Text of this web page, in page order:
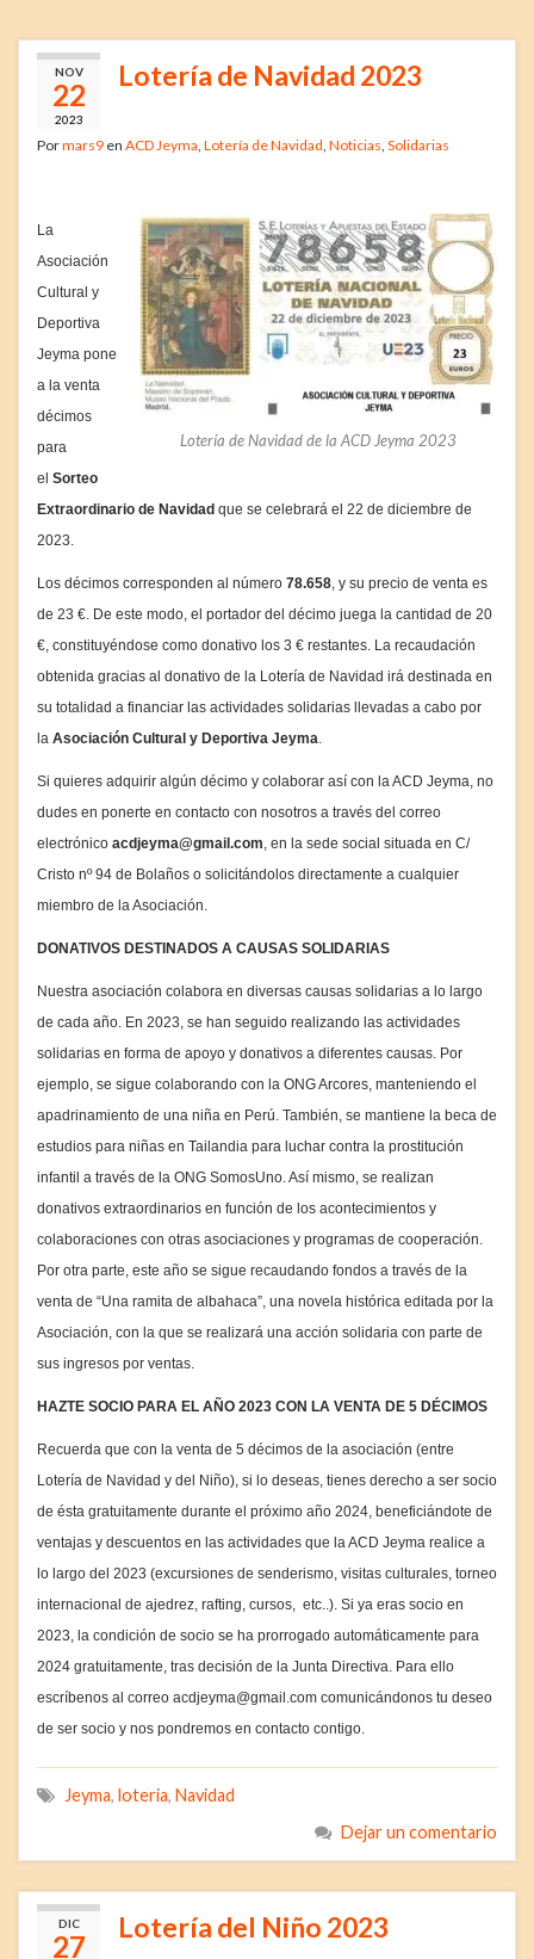
NOV
22
2023
Lotería de Navidad 2023
Pormars9 en ACD Jeyma Lotería de Navidad Noticias Solidarias
Lotería de Navidad de la ACD Jeyma 2023
La
Asociación
Cultural y
Deportiva
Jeyma pone
a la venta
décimos
para
el Sorteo
Extraordinario de Navidad que se celebrará el 22 de diciembre de
2023.
Los décimos corresponden al número 78.658 , y su precio de venta es
de 23 €. De este modo, el portador del décimo juega la cantidad de 20
€, constituyéndose como donativo los 3 € restantes. La recaudación
obtenida gracias al donativo de la Lotería de Navidad irá destinada en
su totalidad a financiar las actividades solidarias llevadas a cabo por
la Asociación Cultural y Deportiva Jeyma
Si quieres adquirir algún décimo y colaborar así con la ACD Jeyma, no
dudes en ponerte en contacto con nosotros a través del correo
electrónico acdjeyma@gmail.com , en la sede social situada en C/
Cristo nº 94 de Bolaños o solicitándolos directamente a cualquier
miembro de la Asociación.
DONATIVOS DESTINADOS A CAUSAS SOLIDARIAS
Nuestra asociación colabora en diversas causas solidarias a lo largo
de cada año. En 2023, se han seguido realizando las actividades
solidarias en forma de apoyo y donativos a diferentes causas. Por
ejemplo, se sigue colaborando con la ONG Arcores, manteniendo el
apadrinamiento de una niña en Perú. También, se mantiene la beca de
estudios para niñas en Tailandia para luchar contra la prostitución
infantil a través de la ONG SomosUno. Así mismo, se realizan
donativos extraordinarios en función de los acontecimientos y
colaboraciones con otras asociaciones y programas de cooperación.
Por otra parte, este año se sigue recaudando fondos a través de la
venta de “Una ramita de albahaca”, una novela histórica editada por la
Asociación, con la que se realizará una acción solidaria con parte de
sus ingresos por ventas.
HAZTE SOCIO PARA EL AÑO 2023 CON LA VENTA DE 5 DÉCIMOS
Recuerda que con la venta de 5 décimos de la asociación (entre
Lotería de Navidad y del Niño), si lo deseas, tienes derecho a ser socio
de ésta gratuitamente durante el próximo año 2024, beneficiándote de
ventajas y descuentos en las actividades que la ACD Jeyma realice a
lo largo del 2023 (excursiones de senderismo, visitas culturales, torneo
internacional de ajedrez, rafting, cursos, etc..). Si ya eras socio en
2023, la condición de socio se ha prorrogado automáticamente para
2024 gratuitamente, tras decisión de la Junta Directiva. Para ello
escríbenos al correo acdjeyma@gmail.com comunicándonos tu deseo
de ser socio y nos pondremos en contacto contigo.
Jeyma, loteria, Navidad
Dejar un comentario
DIC
27
Lotería del Niño 2023